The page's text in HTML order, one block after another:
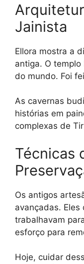
Jainista
Ellora mostra a
antiga. O templo
do mundo. Foi
As cavernas
histórias em
complexas de
Técnicas
Os antigos
avançadas. Eles
trabalhavam
esforço para
Hoje, cuidar